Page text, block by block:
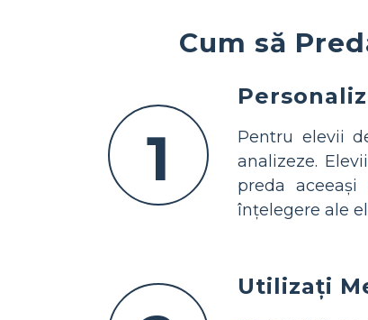
Cum să
1
Pentru elevii
analizeze.
preda
înțelegere ale
Utilizați